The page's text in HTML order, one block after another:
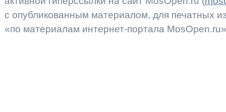
с опубликованным материалом, для печатных
«по материалам интернет-портала